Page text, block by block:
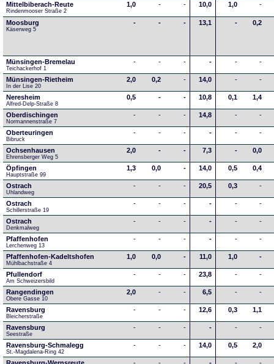
Mittelbiberach-Reute
Rindenmooser Straße 2
1,0 - - 10,0 1,0 -
Moosburg
Käserweg 5
- - - 13,1 - 0,2
Münsingen-Bremelau
Teichackerhof 1
- - - - - -
Münsingen-Rietheim
In der Lise 20
2,0 0,2 - 14,0 - -
Neresheim
Alfred-Delp-Straße 8
0,5 - - 10,8 0,1 1,4
Oberdischingen
Normannenstraße 7
- - - 14,8 - -
Oberteuringen
Bibruck
- - - - - -
Ochsenhausen
Ehrensberger Weg 5
2,0 - - 7,3 - 0,0
Öpfingen
Hauptstraße 99
1,3 0,0 - 14,0 0,5 0,4
Ostrach
Uhlandweg
- - - 20,5 0,3 -
Ostrach
Schillerstraße 19
- - - - - -
Ostrach
Denkmalweg
- - - - - -
Pfaffenhofen
Lerchenweg 13
- - - - - -
Pfaffenhofen-Kadeltshofen
Mühlbachstraße 4
1,0 0,0 - 11,0 1,0 -
Pfullendorf
Am Schweizersbild
- - - 23,8 - -
Rangendingen
Obere Gasse 10
2,0 - - 6,5 - -
Ravensburg
Bleicherstraße
- - - 12,6 0,3 1,1
Ravensburg
Seestraße
- - - - - -
Ravensburg-Schmalegg
St.-Magdalena-Ring 42
- - - 14,0 0,5 2,0